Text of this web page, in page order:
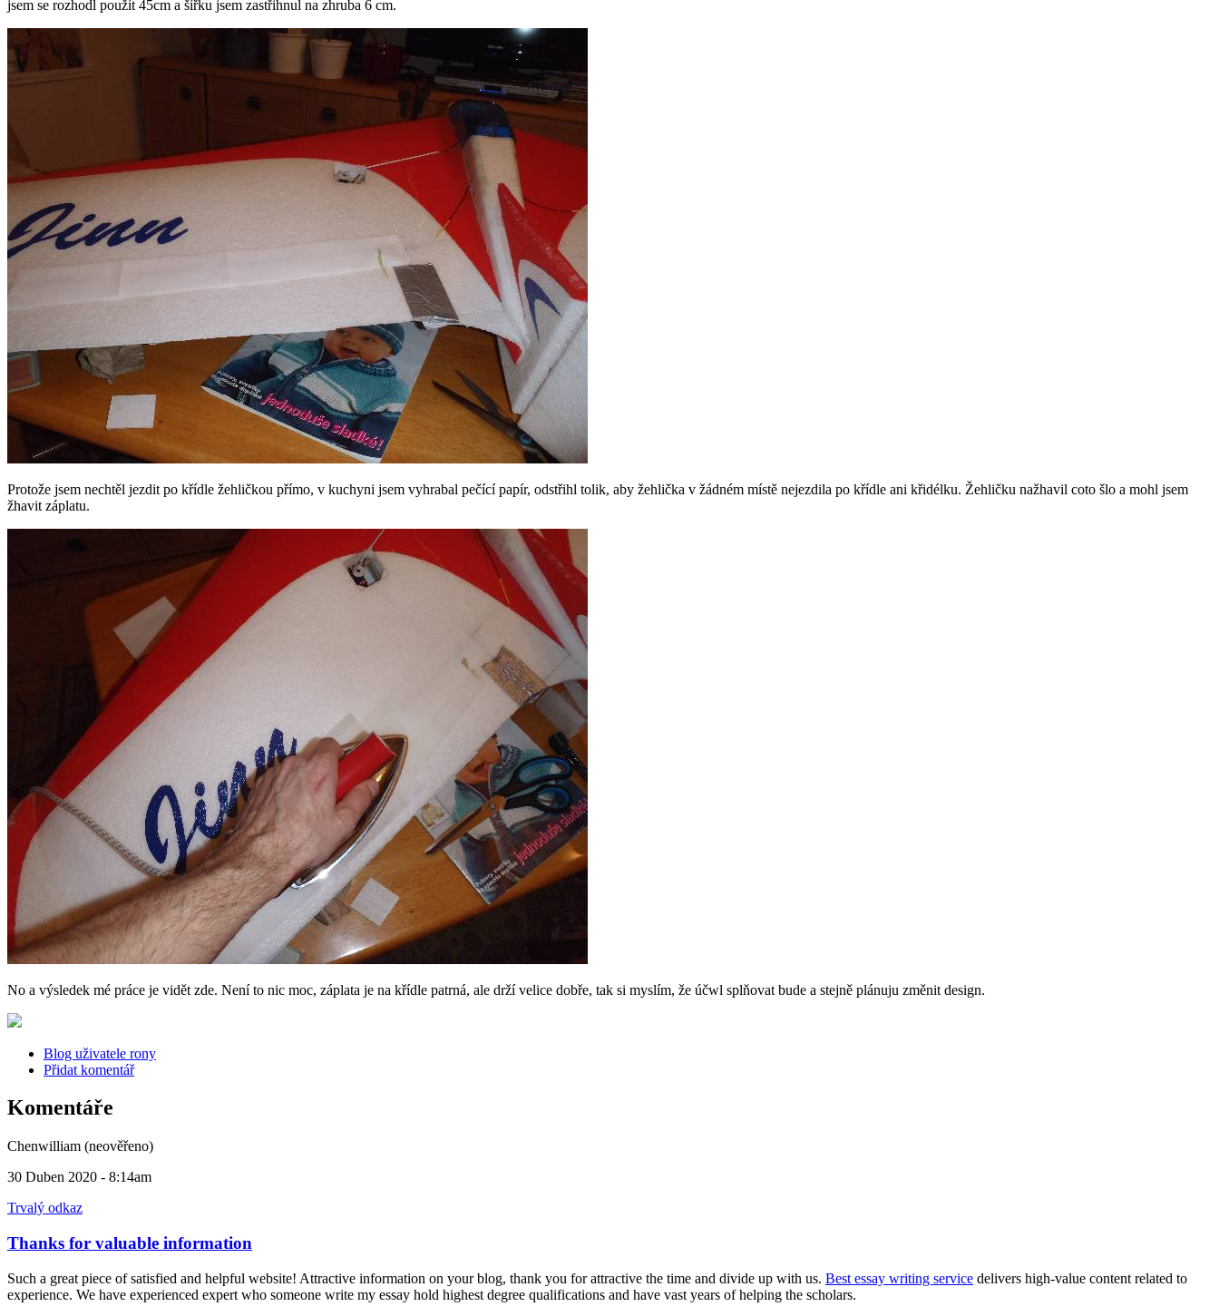
jsem se rozhodl použít 45cm a šířku jsem zastřihnul na zhruba 6 cm.
Protože jsem nechtěl jezdit po křídle žehličkou přímo, v kuchyni jsem vyhrabal pečící papír, odstřihl tolik, aby žehlička v žádném místě nejezdila po křídle ani křidélku. Žehličku nažhavil coto šlo a mohl jsem
žhavit záplatu.
No a výsledek mé práce je vidět zde. Není to nic moc, záplata je na křídle patrná, ale drží velice dobře, tak si myslím, že účwl splňovat bude a stejně plánuju změnit design.
Blog uživatele rony
Přidat komentář
Komentáře
Chenwilliam (neověřeno)
30 Duben 2020 - 8:14am
Trvalý odkaz
Thanks for valuable information
Such a great piece of satisfied and helpful website! Attractive information on your blog, thank you for attractive the time and divide up with us. Best essay writing service delivers high-value content related to
experience. We have experienced expert who someone write my essay hold highest degree qualifications and have vast years of helping the scholars.